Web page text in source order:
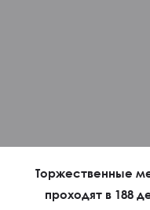
Торжественные
проходят в 188